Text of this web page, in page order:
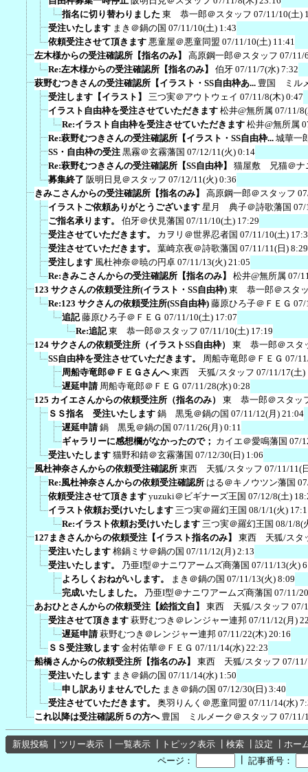
指名に切り替わりました 東 恭一郎＠スタッフ 07/11/10(土)
受注いたします まき＠鍋の国 07/11/10(土) 1:43
依頼受注させて頂きます 悪童屋＠悪童同盟 07/11/10(土) 11:41
左木様からの受注確認所【指名のみ】
高原鋼一郎＠スタッフ 07/11/
Re:左木様からの受注確認所【指名のみ】
伯牙 07/11/7(水) 7:32
萩野むつきさんの受注確認所【イラスト・SS自由枠あ... 豊国 ミル
受注します【イラスト】
三つ実＠アウトウェイ 07/11/8(木) 0:47
イラスト自由枠を受注させていただきます 松井@無所属 07/11/
Re:イラスト自由枠を受注させていただきます 松井@無所属
Re:萩野むつきさんの受注確認所【イラスト・SS自由枠... 城華一
SS・自由枠の受注 黒霧＠玄霧藩国 07/12/11(火) 0:14
Re:萩野むつきさんの受注確認所【SS自由枠】
猫屋敷 兄猫＠ナ
募集終了 阪明日見＠スタッフ 07/12/11(火) 0:36
きみこさんからの受注確認所【指名のみ】
高原鋼一郎＠スタッフ
イラストご依頼ありがとうございます 星月 典子＠詩歌藩国 07/
ご指名承ります。
伯牙＠伏見藩国 07/11/10(土) 17:29
受注させていただきます。
カヲリ＠世界忍者国 07/11/10(土)
受注させていただきます。
葉崎京夜＠詩歌藩国 07/11/11(日) 8:29
受注します 風杜神奈＠暁の円卓 07/11/13(火) 21:05
Re:きみこさんからの受注確認所【指名のみ】
松井@無所属 07/
123 サクさんの依頼受注所(イラスト・SS自由枠) 東 恭一郎＠スタ
Re:123 サクさんの依頼受注所(SS自由枠) 藤原ひろ子＠ＦＥＧ 07/
追記 藤原ひろ子＠ＦＥＧ 07/11/10(土) 17:07
Re:追記 東 恭一郎＠スタッフ 07/11/10(土) 17:19
124 サクさんの依頼受注所（イラストSS自由枠）
東 恭一郎＠スタ
SS自由枠を受注させていただきます。
周船寺竜郎＠ＦＥＧ 07/
周船寺竜郎＠ＦＥＧさんへ 東西 天狐/スタッフ 07/11/17(土)
遅延申請 周船寺竜郎＠ＦＥＧ 07/11/28(水) 0:28
125 カイエさんからの依頼受注所（指名のみ）
東 恭一郎＠スタッ
ＳＳ指名 受注いたします 鍋 黒兎＠鍋の国 07/11/12(月) 21:04
遅延申請 鍋 黒兎＠鍋の国 07/11/26(月) 0:11
ギャラリーに感想欄がなかったので； カイエ＠愛鳴藩国 07/
受注いたします 猫野和錆＠玄霧藩国 07/12/30(日) 1:06
風杜神奈さんからの依頼受注確認所 東西 天狐/スタッフ 07/11/11(
Re:風杜神奈さんからの依頼受注確認所 はる＠キノウツン藩国
依頼受注させて頂きます yuzuki＠ビギナーズ王国 07/12/8(土)
イラスト依頼お受けいたします 三つ実＠羅幻王国 08/1/1(火)
Re:イラスト依頼お受けいたします 三つ実＠羅幻王国 08/1/8(
127まきさんからの依頼受注【イラスト指名のみ】
東西 天狐/スタ
受注いたします 棉鍋ミサ＠鍋の国 07/11/12(月) 2:13
受注いたします。
乃亜I型＠ナニワアームズ商藩国 07/11/13(火)
よろしくおねがいします。
まき＠鍋の国 07/11/13(火) 8:09
完成いたしました。
乃亜I型＠ナニワアームズ商藩国 07/11/
あおひとさんからの依頼受注【絵指文自】
東西 天狐/スタッフ 07/
受注させて頂きます 萩野むつき＠レンジャー連邦 07/11/12(月)
遅延申請 萩野むつき＠レンジャー連邦 07/11/22(木) 20:16
ＳＳ受注致します 金村佑華＠ＦＥＧ 07/11/14(水) 22:23
船橋さんからの依頼受注所【指名のみ】
東西 天狐/スタッフ 07/
受注いたします まき＠鍋の国 07/11/14(水) 1:50
申し訳ありませんでした まき＠鍋の国 07/12/30(日) 3:40
受注させていただきます。
奥羽りんく＠悪童同盟 07/11/14(水)
これ以降は受注確認所５の方へ 豊国 ミルメーク＠スタッフ 07/11/
新規投稿 ツリー表示 一覧表示 トピック表示 検索 設定
ホー
ページ：
記事番号：